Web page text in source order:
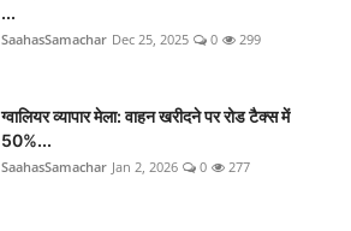
...
SaahasSamachar Dec 25, 2025 0 299
ग्वालियर व्यापार मेला: वाहन खरीदने पर रोड टैक्स में
50%...
SaahasSamachar Jan 2, 2026 0 277